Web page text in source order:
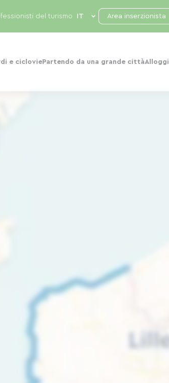
e ciclovie Partendo da una grande cittàAlloggi
del turismo Area inserzionista